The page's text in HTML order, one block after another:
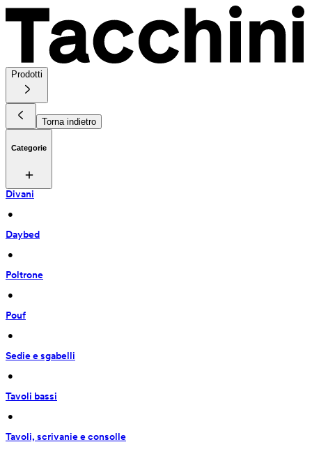
Prodotti
Torna indietro
Categorie
Divani
•
Daybed
•
Poltrone
•
Pouf
•
Sedie e sgabelli
•
Tavoli bassi
•
Tavoli, scrivanie e consolle